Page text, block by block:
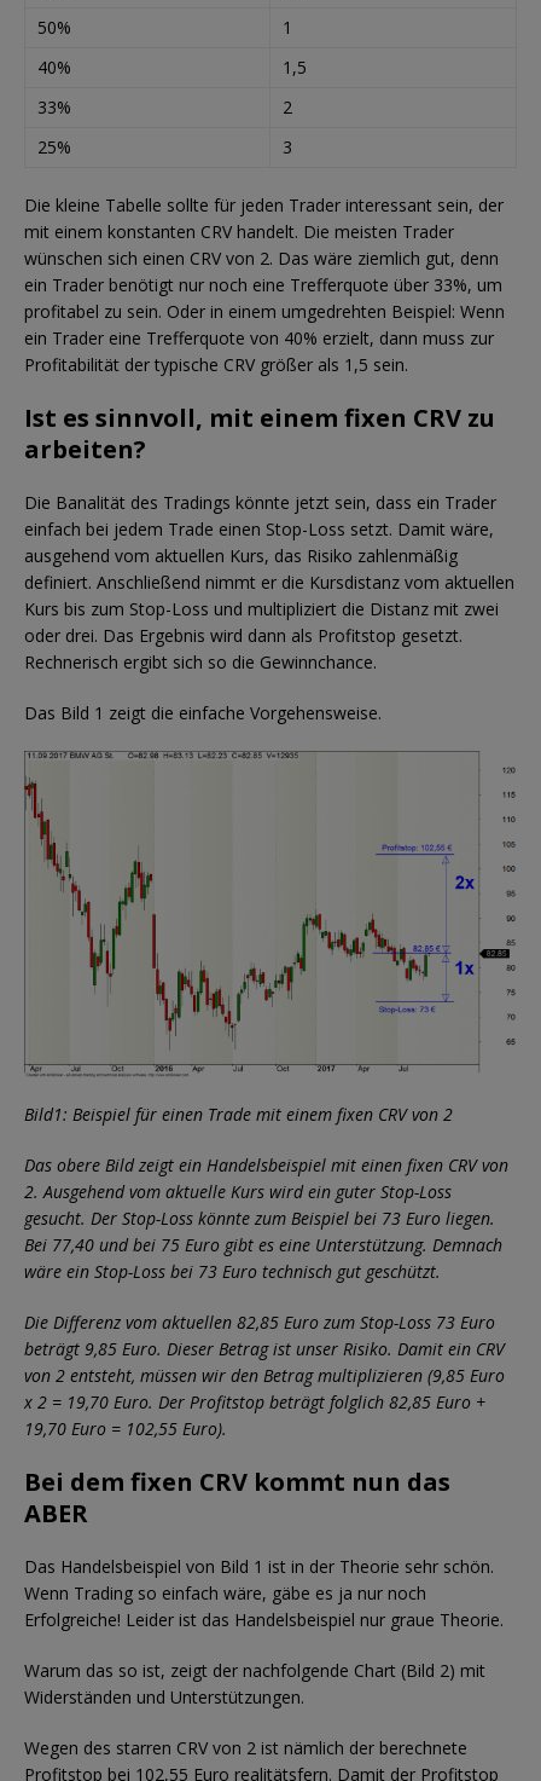
50%
1
40%
1,5
33%
2
25%
3
Die kleine Tabelle sollte für jeden Trader interessant sein, der
mit einem konstanten CRV handelt. Die meisten Trader
wünschen sich einen CRV von 2. Das wäre ziemlich gut, denn
ein Trader benötigt nur noch eine Trefferquote über 33%, um
profitabel zu sein. Oder in einem umgedrehten Beispiel: Wenn
ein Trader eine Trefferquote von 40% erzielt, dann muss zur
Profitabilität der typische CRV größer als 1,5 sein.
Ist es sinnvoll, mit einem fixen CRV zu
arbeiten?
Die Banalität des Tradings könnte jetzt sein, dass ein Trader
einfach bei jedem Trade einen Stop-Loss setzt. Damit wäre,
ausgehend vom aktuellen Kurs, das Risiko zahlenmäßig
definiert. Anschließend nimmt er die Kursdistanz vom aktuellen
Kurs bis zum Stop-Loss und multipliziert die Distanz mit zwei
oder drei. Das Ergebnis wird dann als Profitstop gesetzt.
Rechnerisch ergibt sich so die Gewinnchance.
Das Bild 1 zeigt die einfache Vorgehensweise.
Bild1: Beispiel für einen Trade mit einem fixen CRV von 2
Das obere Bild zeigt ein Handelsbeispiel mit einen fixen CRV von
2. Ausgehend vom aktuelle Kurs wird ein guter Stop-Loss
gesucht. Der Stop-Loss könnte zum Beispiel bei 73 Euro liegen.
Bei 77,40 und bei 75 Euro gibt es eine Unterstützung. Demnach
wäre ein Stop-Loss bei 73 Euro technisch gut geschützt.
Die Differenz vom aktuellen 82,85 Euro zum Stop-Loss 73 Euro
beträgt 9,85 Euro. Dieser Betrag ist unser Risiko. Damit ein CRV
von 2 entsteht, müssen wir den Betrag multiplizieren (9,85 Euro
x 2 = 19,70 Euro. Der Profitstop beträgt folglich 82,85 Euro +
19,70 Euro = 102,55 Euro).
Bei dem fixen CRV kommt nun das
ABER
Das Handelsbeispiel von Bild 1 ist in der Theorie sehr schön.
Wenn Trading so einfach wäre, gäbe es ja nur noch
Erfolgreiche! Leider ist das Handelsbeispiel nur graue Theorie.
Warum das so ist, zeigt der nachfolgende Chart (Bild 2) mit
Widerständen und Unterstützungen.
Wegen des starren CRV von 2 ist nämlich der berechnete
Profitstop bei 102,55 Euro realitätsfern. Damit der Profitstop